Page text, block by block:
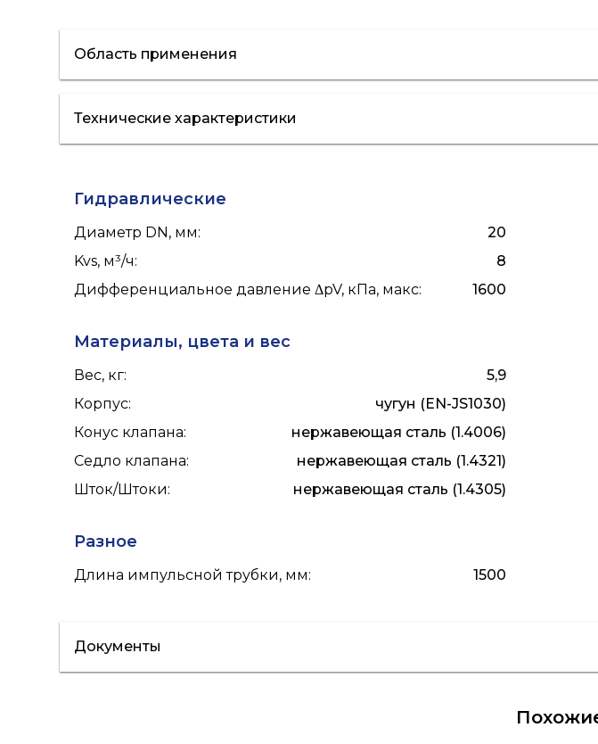
Область применения
отопление
Технические характеристики
Гидравлические
Диаметр DN, мм:
20
Kvs, м³/ч:
8
Дифференциальное давление ΔpV, кПа, макс: 1600
Материалы, цвета и вес
Вес, кг:
5,9
Корпус:
чугун (EN-JS1030)
Конус клапана:
нержавеющая сталь (1.4006)
Седло клапана:
нержавеющая сталь (1.4321)
Шток/Штоки: нержавеющая сталь (1.4305)
Разное
Длина импульсной трубки, мм: 1500
Документы